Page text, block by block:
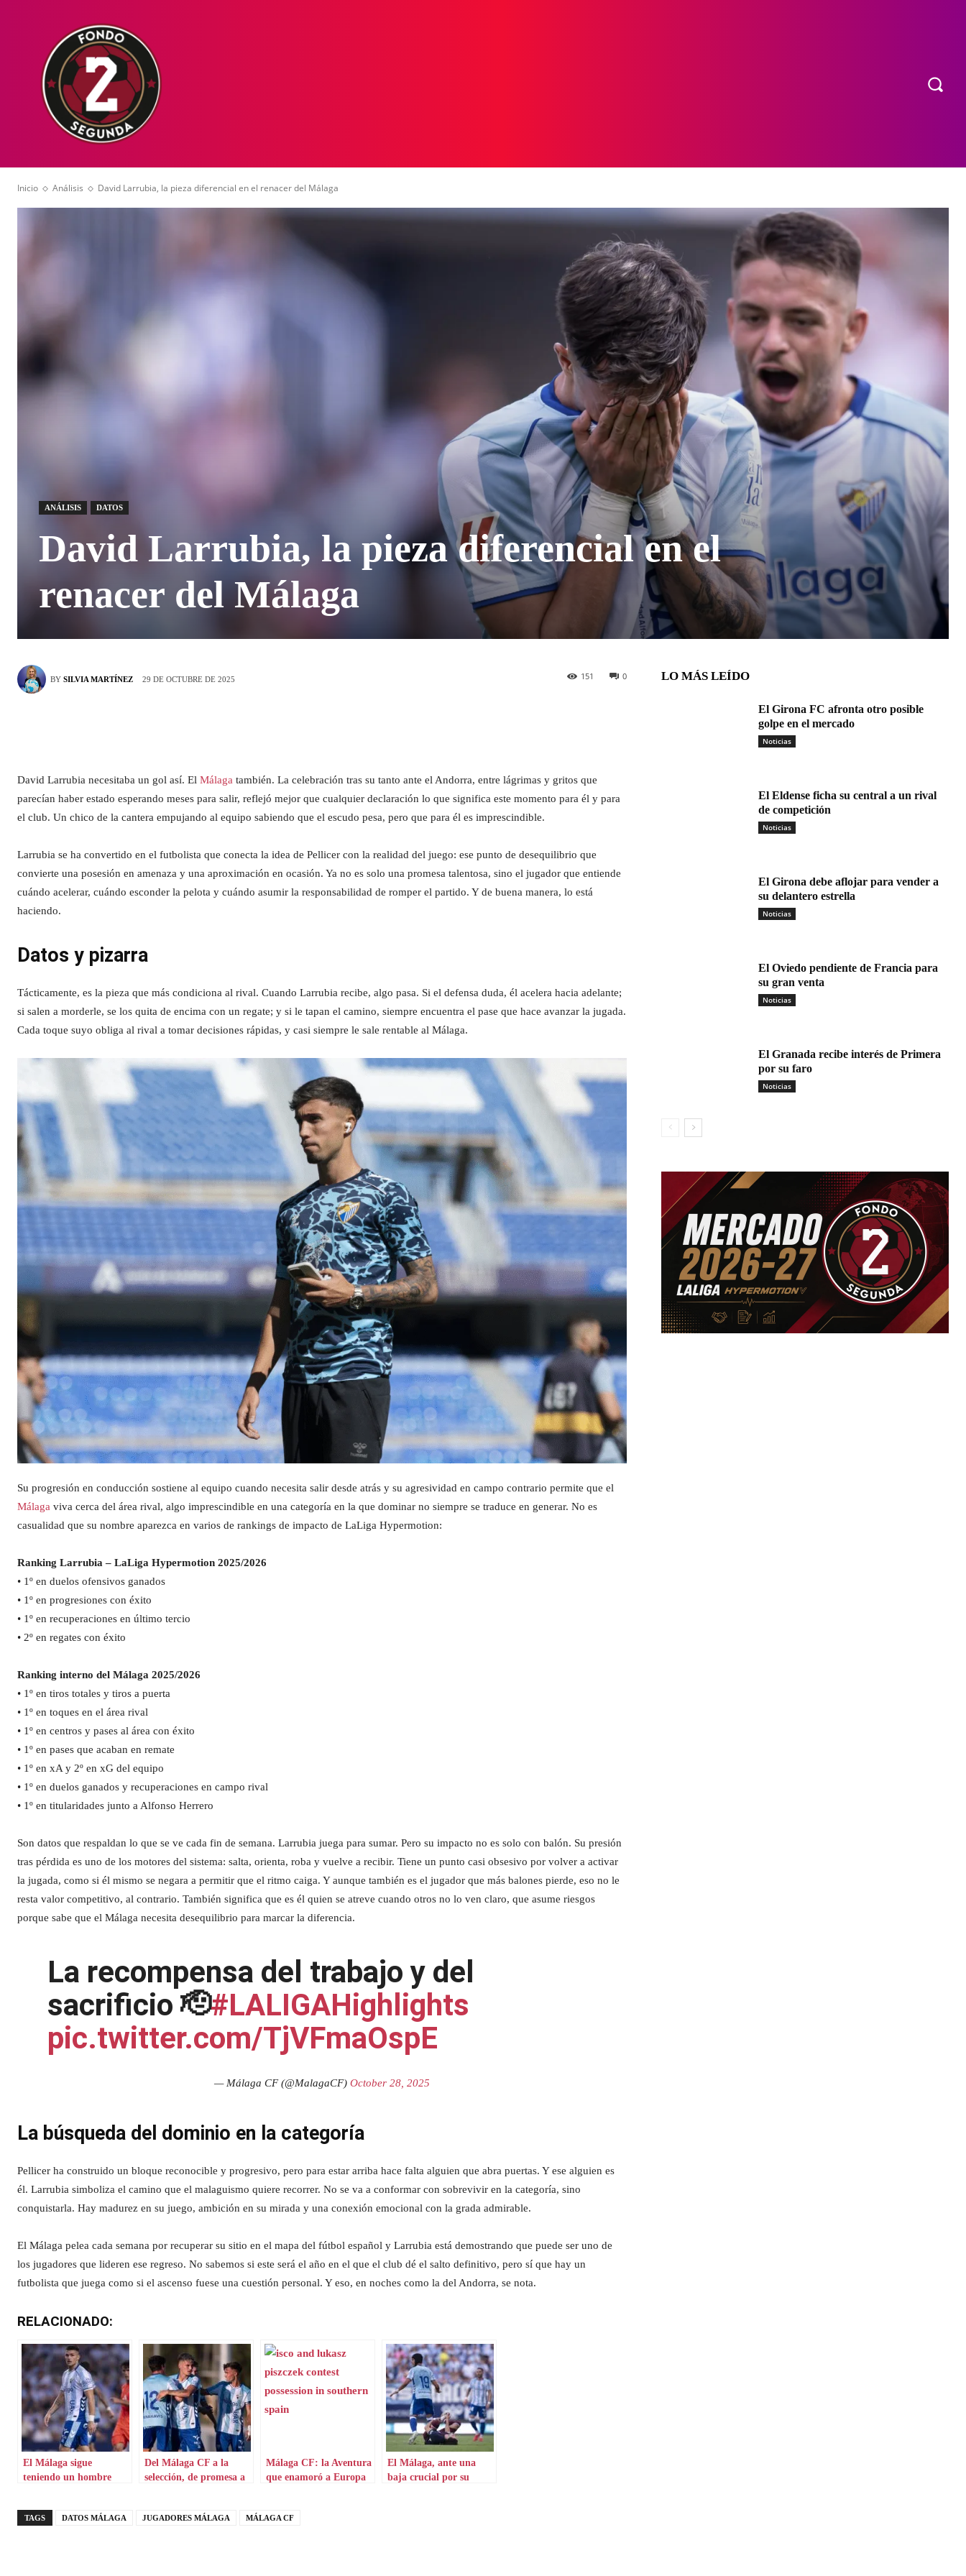
Inicio Análisis David Larrubia, la pieza diferencial en el renacer del Málaga
ANÁLISIS DATOS
David Larrubia, la pieza diferencial en el
renacer del Málaga
BY SILVIA MARTÍNEZ 29 DE OCTUBRE DE 2025 0
151
David Larrubia necesitaba un gol así. El Málaga también. La celebración tras su tanto ante el Andorra, entre lágrimas y gritos que
parecían haber estado esperando meses para salir, reflejó mejor que cualquier declaración lo que significa este momento para él y para
el club. Un chico de la cantera empujando al equipo sabiendo que el escudo pesa, pero que para él es imprescindible.
Larrubia se ha convertido en el futbolista que conecta la idea de Pellicer con la realidad del juego: ese punto de desequilibrio que
convierte una posesión en amenaza y una aproximación en ocasión. Ya no es solo una promesa talentosa, sino el jugador que entiende
cuándo acelerar, cuándo esconder la pelota y cuándo asumir la responsabilidad de romper el partido. Y de buena manera, lo está
haciendo.
Datos y pizarra
Tácticamente, es la pieza que más condiciona al rival. Cuando Larrubia recibe, algo pasa. Si el defensa duda, él acelera hacia adelante;
si salen a morderle, se los quita de encima con un regate; y si le tapan el camino, siempre encuentra el pase que hace avanzar la jugada.
Cada toque suyo obliga al rival a tomar decisiones rápidas, y casi siempre le sale rentable al Málaga.
Su progresión en conducción sostiene al equipo cuando necesita salir desde atrás y su agresividad en campo contrario permite que el
Málaga viva cerca del área rival, algo imprescindible en una categoría en la que dominar no siempre se traduce en generar. No es
casualidad que su nombre aparezca en varios de rankings de impacto de LaLiga Hypermotion:
Ranking Larrubia – LaLiga Hypermotion 2025/2026
• 1º en duelos ofensivos ganados
• 1º en progresiones con éxito
• 1º en recuperaciones en último tercio
• 2º en regates con éxito
Ranking interno del Málaga 2025/2026
• 1º en tiros totales y tiros a puerta
• 1º en toques en el área rival
• 1º en centros y pases al área con éxito
• 1º en pases que acaban en remate
• 1º en xA y 2º en xG del equipo
• 1º en duelos ganados y recuperaciones en campo rival
• 1º en titularidades junto a Alfonso Herrero
Son datos que respaldan lo que se ve cada fin de semana. Larrubia juega para sumar. Pero su impacto no es solo con balón. Su presión
tras pérdida es uno de los motores del sistema: salta, orienta, roba y vuelve a recibir. Tiene un punto casi obsesivo por volver a activar
la jugada, como si él mismo se negara a permitir que el ritmo caiga. Y aunque también es el jugador que más balones pierde, eso no le
resta valor competitivo, al contrario. También significa que es él quien se atreve cuando otros no lo ven claro, que asume riesgos
porque sabe que el Málaga necesita desequilibrio para marcar la diferencia.
La recompensa del trabajo y del
sacrificio 🫡#LALIGAHighlights
pic.twitter.com/TjVFmaOspE
— Málaga CF (@MalagaCF) October 28, 2025
La búsqueda del dominio en la categoría
Pellicer ha construido un bloque reconocible y progresivo, pero para estar arriba hace falta alguien que abra puertas. Y ese alguien es
él. Larrubia simboliza el camino que el malaguismo quiere recorrer. No se va a conformar con sobrevivir en la categoría, sino
conquistarla. Hay madurez en su juego, ambición en su mirada y una conexión emocional con la grada admirable.
El Málaga pelea cada semana por recuperar su sitio en el mapa del fútbol español y Larrubia está demostrando que puede ser uno de
los jugadores que lideren ese regreso. No sabemos si este será el año en el que el club dé el salto definitivo, pero sí que hay un
futbolista que juega como si el ascenso fuese una cuestión personal. Y eso, en noches como la del Andorra, se nota.
RELACIONADO:
El Málaga sigue
teniendo un hombre
Del Málaga CF a la
selección, de promesa a
Málaga CF: la Aventura
que enamoró a Europa
El Málaga, ante una
baja crucial por su
TAGS DATOS MÁLAGA JUGADORES MÁLAGA MÁLAGA CF
LO MÁS LEÍDO
El Girona FC afronta otro posible
golpe en el mercado
Noticias
El Eldense ficha su central a un rival
de competición
Noticias
El Girona debe aflojar para vender a
su delantero estrella
Noticias
El Oviedo pendiente de Francia para
su gran venta
Noticias
El Granada recibe interés de Primera
por su faro
Noticias